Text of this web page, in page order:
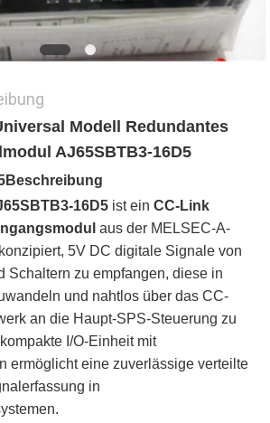
Modell Redundantes
AJ65SBTB3-16D5
Beschreibung
16D5ist ein CC-Link
aus der MELSEC-A-
5V DC digitale Signale von
Schaltern zu empfangen, diese in
und nahtlos über das CC-
an die Haupt-SPS-Steuerung zu
I/O-Einheit mit
ermöglicht eine zuverlässige verteilte
in